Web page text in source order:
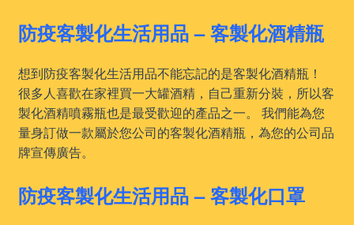
防疫客製化生活用品 – 客製化酒精瓶
想到防疫客製化生活用品不能忘記的是客製化酒精瓶！
很多人喜歡在家裡買一大罐酒精，自己重新分裝，所以客
製化酒精噴霧瓶也是最受歡迎的產品之一。 我們能為您
量身訂做一款屬於您公司的客製化酒精瓶，為您的公司品
牌宣傳廣告。
防疫客製化生活用品 – 客製化口罩